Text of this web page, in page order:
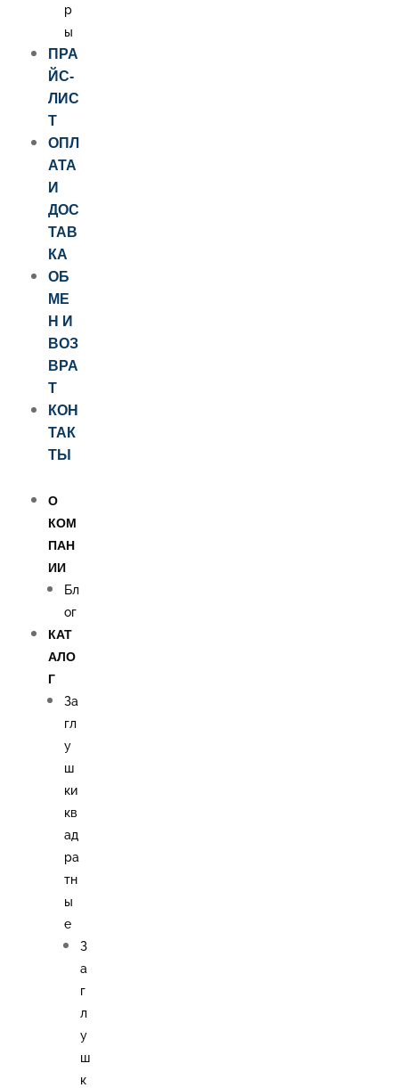
р
ы
ПРА
ЙС-
ЛИС
Т
ОПЛ
АТА
И
ДОС
ТАВ
КА
ОБ
МЕ
Н И
ВОЗ
ВРА
Т
КОН
ТАК
ТЫ
О
КОМ
ПАН
ИИ
Бл
ог
КАТ
АЛО
Г
За
гл
у
ш
ки
кв
ад
ра
тн
ы
е
З
а
г
л
у
ш
к